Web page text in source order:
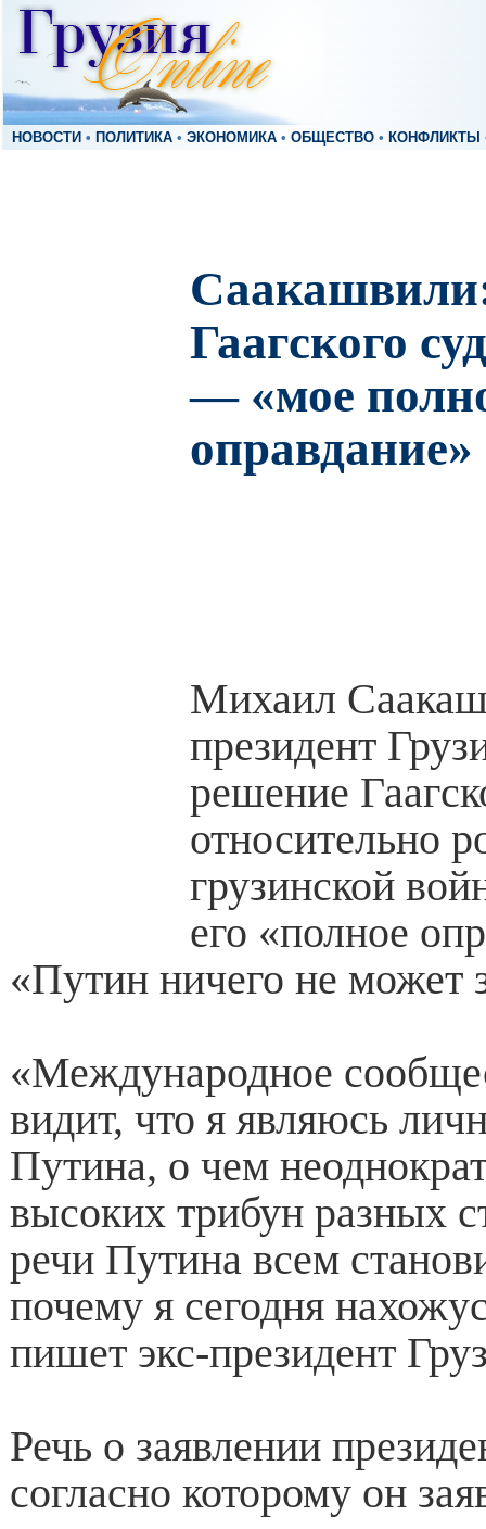
НОВОСТИ • ПОЛИТИКА • ЭКОНОМИКА • ОБЩЕСТВО • КОНФЛИКТЫ
Гаагского
— «мое
оправдание»
Михаил
президент
решение
относительно
грузинской
его «полное
«Путин ничего не может
«Международное
видит, что я являюсь
Путина, о чем
высоких трибун разных
речи Путина всем
почему я сегодня
пишет экс-президент
Речь о заявлении
согласно которому он